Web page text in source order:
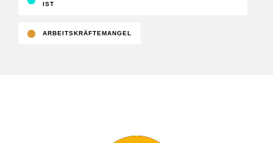
IST
ARBEITSKRÄFTEMANGEL